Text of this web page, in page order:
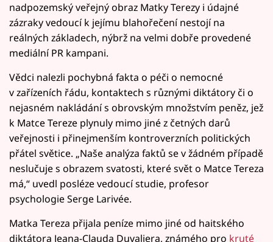
nadpozemský veřejný obraz Matky Terezy i údajné
zázraky vedoucí k jejímu blahořečení nestojí na
reálných základech, nýbrž na velmi dobře provedené
mediální PR kampani.
Vědci nalezli pochybná fakta o péči o nemocné
v zařízeních řádu, kontaktech s různými diktátory či o
nejasném nakládání s obrovským množstvím peněz, jež
k Matce Tereze plynuly mimo jiné z četných darů
veřejnosti i přinejmenším kontroverzních politických
přátel světice. „Naše analýza faktů se v žádném případě
neslučuje s obrazem svatosti, které svět o Matce Tereza
má,“ uvedl posléze vedoucí studie, profesor
psychologie Serge Larivée.
Matka Tereza přijala peníze mimo jiné od haitského
diktátora Jeana-Clauda Duvaliera, známého pro kruté